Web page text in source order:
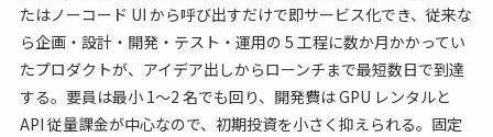
たはノーコード UI から呼び出すだけで即サービス化でき、従来な
ら企画・設計・開発・テスト・運用の 5 工程に数か月かかってい
たプロダクトが、アイデア出しからローンチまで最短数日で到達
する。要員は最小 1〜2 名でも回り、開発費は GPU レンタルと
API 従量課金が中心なので、初期投資を小さく抑えられる。固定